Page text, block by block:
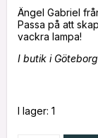
Ängel Gabriel
Passa på att
I butik i
I lager: 1